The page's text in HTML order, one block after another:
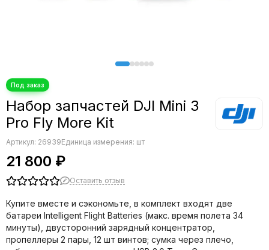
Набор запчастей DJI Mini 3
Pro Fly More Kit
Артикул: 26939Единица измерения: шт
21 800 ₽
Оставить отзыв
Купите вместе и сэкономьте, в комплект входят две
батареи Intelligent Flight Batteries (макс. время полета 34
минуты), двусторонний зарядный концентратор,
пропеллеры 2 пары, 12 шт винтов; сумка через плечо,